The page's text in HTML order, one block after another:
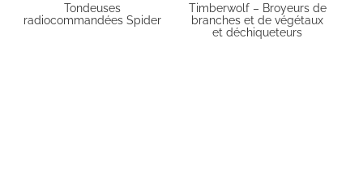
Tondeuses
radiocommandées Spider
Timberwolf – Broyeurs de
branches et de végétaux
et déchiqueteurs